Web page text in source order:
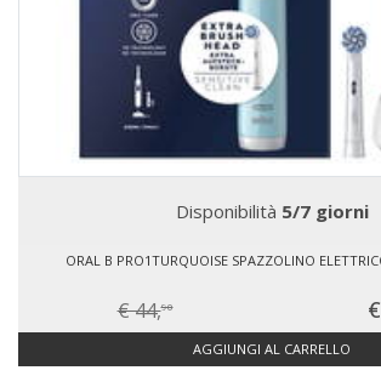
Disponibilità 5/7 giorni
ORAL B PRO1TURQUOISE SPAZZOLINO
€ 44,90
AGGIUNGI AL CARRELLO